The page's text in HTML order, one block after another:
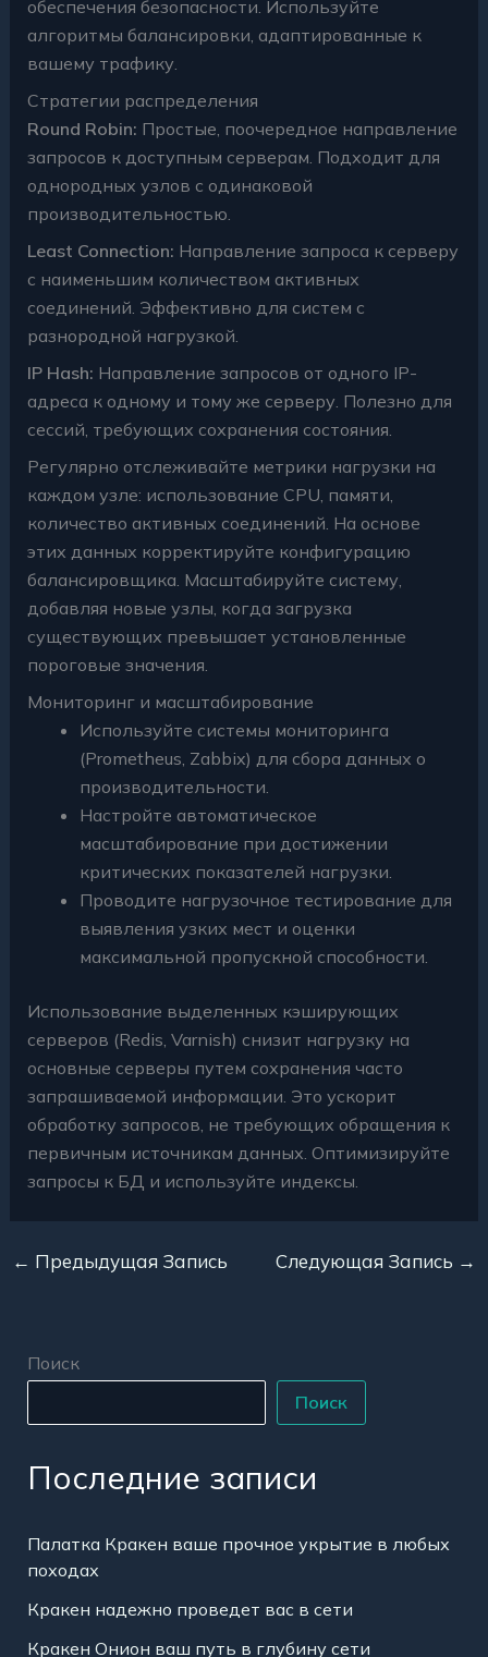
обеспечения безопасности. Используйте
алгоритмы балансировки, адаптированные к
вашему трафику.
Стратегии распределения
Round Robin: Простые, поочередное направление
запросов к доступным серверам. Подходит для
однородных узлов с одинаковой
производительностью.
Least Connection: Направление запроса к серверу
с наименьшим количеством активных
соединений. Эффективно для систем с
разнородной нагрузкой.
IP Hash: Направление запросов от одного IP-
адреса к одному и тому же серверу. Полезно для
сессий, требующих сохранения состояния.
Регулярно отслеживайте метрики нагрузки на
каждом узле: использование CPU, памяти,
количество активных соединений. На основе
этих данных корректируйте конфигурацию
балансировщика. Масштабируйте систему,
добавляя новые узлы, когда загрузка
существующих превышает установленные
пороговые значения.
Мониторинг и масштабирование
Используйте системы мониторинга
(Prometheus, Zabbix) для сбора данных о
производительности.
Настройте автоматическое
масштабирование при достижении
критических показателей нагрузки.
Проводите нагрузочное тестирование для
выявления узких мест и оценки
максимальной пропускной способности.
Использование выделенных кэширующих
серверов (Redis, Varnish) снизит нагрузку на
основные серверы путем сохранения часто
запрашиваемой информации. Это ускорит
обработку запросов, не требующих обращения к
первичным источникам данных. Оптимизируйте
запросы к БД и используйте индексы.
← Предыдущая Запись Следующая Запись →
Поиск
Поиск
Последние записи
Палатка Кракен ваше прочное укрытие в любых
походах
Кракен надежно проведет вас в сети
Кракен Онион ваш путь в глубину сети